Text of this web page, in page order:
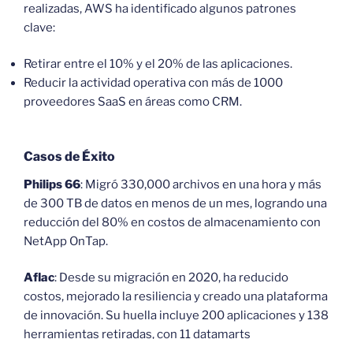
realizadas, AWS ha identificado algunos patrones
clave:
Retirar entre el 10% y el 20% de las aplicaciones.
Reducir la actividad operativa con más de 1000
proveedores SaaS en áreas como CRM.
Casos de Éxito
Philips 66: Migró 330,000 archivos en una hora y más
de 300 TB de datos en menos de un mes, logrando una
reducción del 80% en costos de almacenamiento con
NetApp OnTap.
Aflac: Desde su migración en 2020, ha reducido
costos, mejorado la resiliencia y creado una plataforma
de innovación. Su huella incluye 200 aplicaciones y 138
herramientas retiradas, con 11 datamarts